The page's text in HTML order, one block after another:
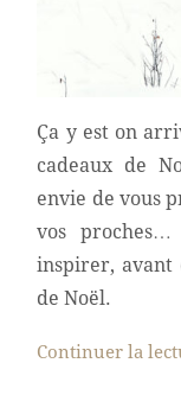
Ça y est on
cadeaux de
envie de vous
vos
inspirer, avant
de Noël.
Continuer la